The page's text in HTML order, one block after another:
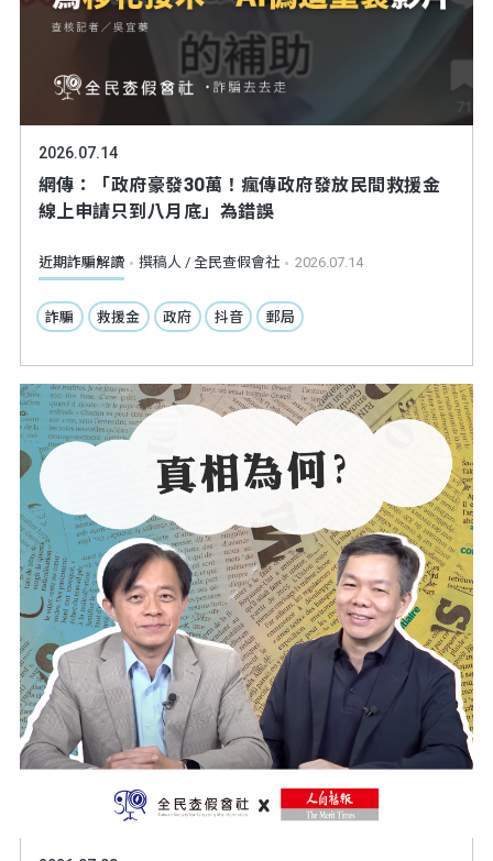
2026.07.14
網傳：「政府豪發30萬！瘋傳政府發放民間救援金
線上申請只到八月底」為錯誤
近期詐騙解讀 撰稿人 / 全民查假會社 2026.07.14
詐騙 救援金 政府 抖音 郵局